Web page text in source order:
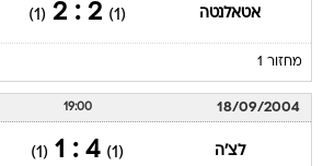
אטאלנטה (1)
2 : 2
(1)
מחזור 1
18/09/2004
19:00
לצ'ה (1)
4 : 1
(1)